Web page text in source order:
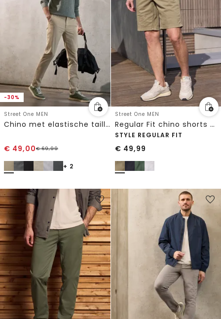
-30%
Street One MEN
Chino met elastische tailleband
€ 49,00€69,99
+ 2
Street One MEN
Regular Fit chino shorts met zakken
STYLE REGULAR FIT
€ 49,99